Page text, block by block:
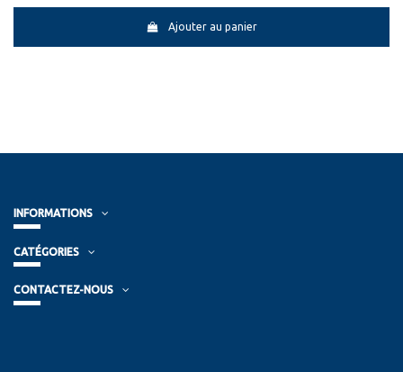
Ajouter au panier
INFORMATIONS
CATÉGORIES
CONTACTEZ-NOUS